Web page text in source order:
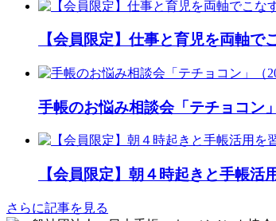
【会員限定】仕事と育児を両軸
手帳のお悩み相談会「テチョコン
【会員限定】朝４時起きと手帳活
さらに記事を見る